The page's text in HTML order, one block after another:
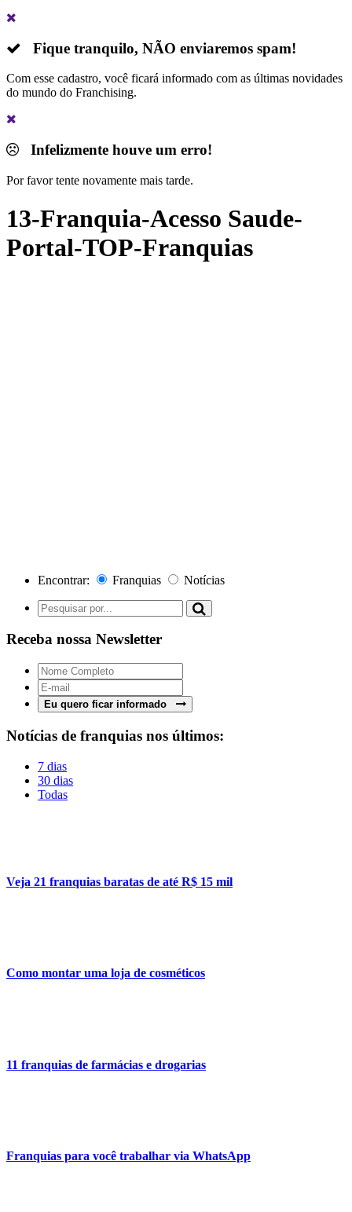
Fique tranquilo, NÃO enviaremos spam!
Com esse cadastro, você ficará informado com as últimas novidades
do mundo do Franchising.
Infelizmente houve um erro!
Por favor tente novamente mais tarde.
13-Franquia-Acesso Saude-
Portal-TOP-Franquias
Encontrar: Franquias Notícias
Receba nossa Newsletter
Eu quero ficar informado
Notícias de franquias nos últimos:
7 dias
30 dias
Todas
Veja 21 franquias baratas de até R$ 15 mil
Como montar uma loja de cosméticos
11 franquias de farmácias e drogarias
Franquias para você trabalhar via WhatsApp